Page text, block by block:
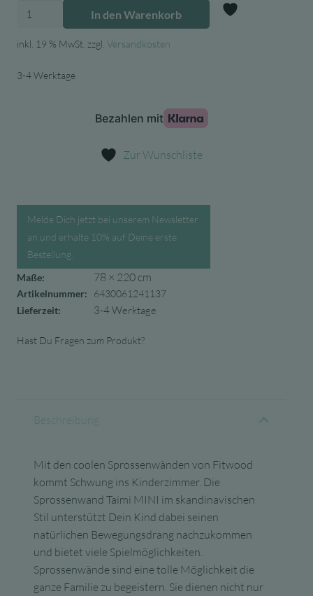
Fitwood
Sprossenwand
MINI
In den Warenkorb
inkl. 19 % MwSt. zzgl. Versandkosten
3-4 Werktage
Zur Wunschliste
Melde Dich jetzt bei unserem Newsletter
an und erhalte 10% auf Deine erste
Bestellung.
Maße:
78 × 220 cm
Artikelnummer:
6430061241137
Lieferzeit:
3-4 Werktage
Hast Du Fragen zum Produkt?
Beschreibung
Mit den coolen Sprossenwänden von Fitwood
kommt Schwung ins Kinderzimmer. Die
Sprossenwand Taimi MINI im skandinavischen
Stil unterstützt Dein Kind dabei seinen
natürlichen Bewegungsdrang nachzukommen
und bietet viele Spielmöglichkeiten.
Sprossenwände sind eine tolle Möglichkeit die
ganze Familie zu begeistern. Sie dienen nicht nur